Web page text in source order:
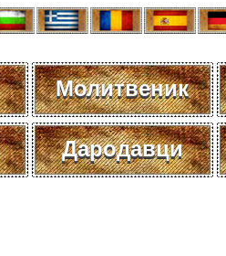
Молитвеник
Дародавци